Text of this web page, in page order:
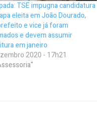
TSE impugna candidatura
eleita em João Dourado,
e vice já foram
e devem assumir
em janeiro
2020 - 17h21